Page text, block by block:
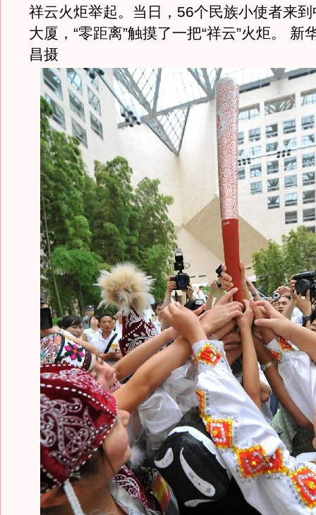
祥云火炬举起。当日，56个民族小使者来
大厦，“零距离”触摸了一把“祥云”火炬。 新
昌摄